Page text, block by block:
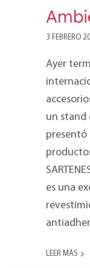
3 FEBRERO
Ayer
un stand
presentó
es una
LEER MÁS